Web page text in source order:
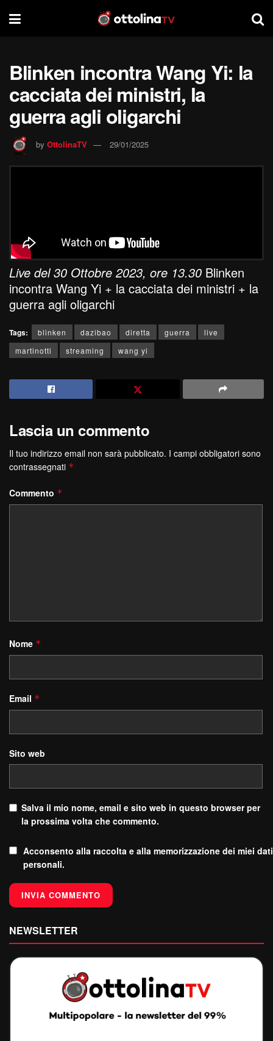
Blinken incontra Wang Yi: la
cacciata dei ministri, la
guerra agli oligarchi
by OttolinaTV 29/01/2025
Live del 30 Ottobre 2023, ore 13.30 Blinken
incontra Wang Yi + la cacciata dei ministri + la
guerra agli oligarchi
Tags: blinken dazibao diretta guerra
live
martinotti
streaming wang yi
Lascia un commento
Il tuo indirizzo email non sarà pubblicato. I campi obbligatori sono
contrassegnati *
Commento *
Nome *
Email *
Sito web
Salva il mio nome, email e sito web in questo browser per
la prossima volta che commento.
Acconsento alla raccolta e alla memorizzazione dei miei dati
personali.
NEWSLETTER